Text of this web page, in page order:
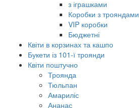
з іграшками
Коробки з трояндами
VIP коробки
Бюджетні
Квіти в корзинах та кашпо
Букети із 101-ї троянди
Квіти поштучно
Троянда
Тюльпан
Амариліс
Ананас